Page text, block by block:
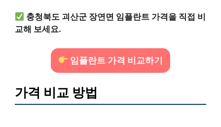
충청북도 괴산군 장연면 임플란트 가격을 직접 비
교해 보세요.
임플란트 가격 비교하기
가격 비교 방법